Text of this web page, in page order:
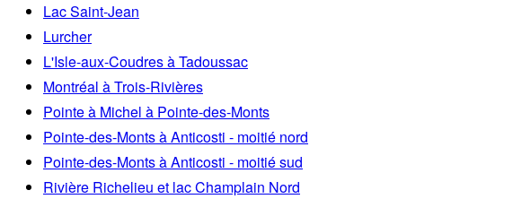
Lac Saint-Jean
Lurcher
L'Isle-aux-Coudres à Tadoussac
Montréal à Trois-Rivières
Pointe à Michel à Pointe-des-Monts
Pointe-des-Monts à Anticosti - moitié nord
Pointe-des-Monts à Anticosti - moitié sud
Rivière Richelieu et lac Champlain Nord